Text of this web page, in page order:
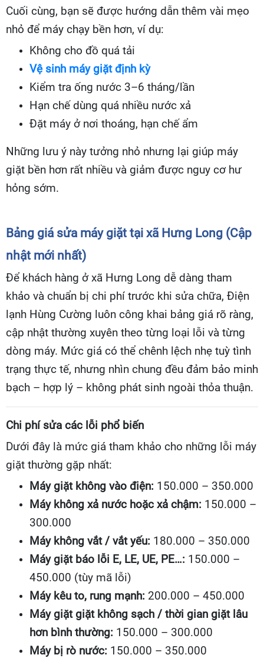
Cuối cùng, bạn sẽ được hướng dẫn thêm vài mẹo
nhỏ để máy chạy bền hơn, ví dụ:
Không cho đồ quá tải
Vệ sinh máy giặt định kỳ
Kiểm tra ống nước 3–6 tháng/lần
Hạn chế dùng quá nhiều nước xả
Đặt máy ở nơi thoáng, hạn chế ẩm
Những lưu ý này tưởng nhỏ nhưng lại giúp máy
giặt bền hơn rất nhiều và giảm được nguy cơ hư
hỏng sớm.
Bảng giá sửa máy giặt tại xã Hưng Long (Cập
nhật mới nhất)
Để khách hàng ở xã Hưng Long dễ dàng tham
khảo và chuẩn bị chi phí trước khi sửa chữa, Điện
lạnh Hùng Cường luôn công khai bảng giá rõ ràng,
cập nhật thường xuyên theo từng loại lỗi và từng
dòng máy. Mức giá có thể chênh lệch nhẹ tuỳ tình
trạng thực tế, nhưng nhìn chung đều đảm bảo minh
bạch – hợp lý – không phát sinh ngoài thỏa thuận.
Chi phí sửa các lỗi phổ biến
Dưới đây là mức giá tham khảo cho những lỗi máy
giặt thường gặp nhất:
Máy giặt không vào điện: 150.000 – 350.000
Máy không xả nước hoặc xả chậm: 150.000 –
300.000
Máy không vắt / vắt yếu: 180.000 – 350.000
Máy giặt báo lỗi E, LE, UE, PE…: 150.000 –
450.000 (tùy mã lỗi)
Máy kêu to, rung mạnh: 200.000 – 450.000
Máy giặt giặt không sạch / thời gian giặt lâu
hơn bình thường: 150.000 – 300.000
Máy bị rò nước: 150.000 – 350.000